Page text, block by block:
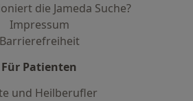
die Jameda Suche?
Impressum
Barrierefreiheit
Für Patienten
und Heilberufler